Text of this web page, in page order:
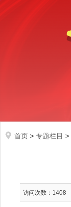
首页 > 专题栏目 >
访问次数： 1408